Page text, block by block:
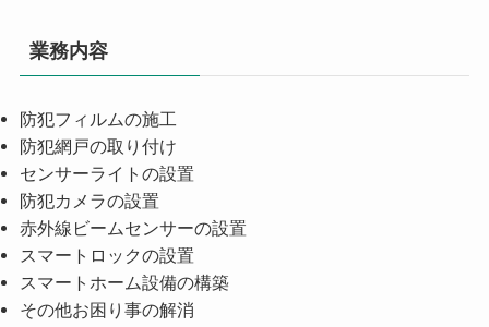
業務内容
防犯フィルムの施工
防犯網戸の取り付け
センサーライトの設置
防犯カメラの設置
赤外線ビームセンサーの設置
スマートロックの設置
スマートホーム設備の構築
その他お困り事の解消